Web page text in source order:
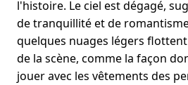
l'histoire. Le ciel est dégagé,
de tranquillité et de
quelques nuages légers
de la scène, comme la façon
jouer avec les vêtements des